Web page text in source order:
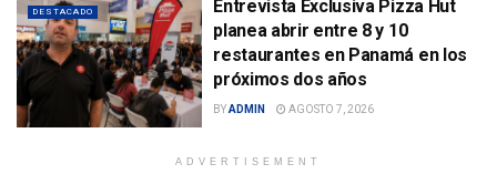
DESTACADO
Entrevista Exclusiva Pizza Hut
planea abrir entre 8 y 10
restaurantes en Panamá en los
próximos dos años
BYADMIN AGOSTO 7, 2026
ADVERTISEMENT